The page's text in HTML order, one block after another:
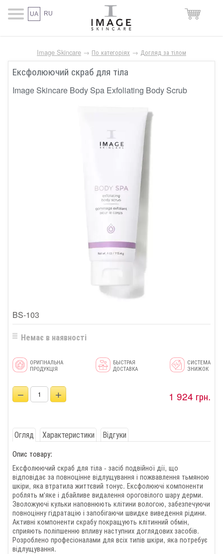
UA RU
Image Skincare → По категоріях → Догляд за тілом
Ексфолюючий скраб для тіла
Image Skincare Body Spa Exfoliating Body Scrub
BS-103
Немає в наявності
ОРИГІНАЛЬНА
ПРОДУКЦІЯ
БЫСТРАЯ
ДОСТАВКА
СИСТЕМА
ЗНИЖОК
− + 1 924 грн.
Огляд Характеристики Відгуки
Опис товару:
Ексфолюючий скраб для тіла - засіб подвійної дії, що
відповідає за повноцінне відлущування і пожвавлення тьмяною
шкіри, яка втратила життєвий тонус. Ексфолюючі компоненти
роблять м'яке і дбайливе видалення ороговілого шару дерми.
Зволожуючі кульки наповнюють клітини вологою, забезпечуючи
повноцінну гідратацію і запобігаючи швидке виведення рідини.
Активні компоненти скрабу покращують клітинний обмін,
сприяють поліпшенню впливу наступних доглядових засобів.
Розроблено професіоналами для всіх типів шкіри, яка потребує
відлущування.